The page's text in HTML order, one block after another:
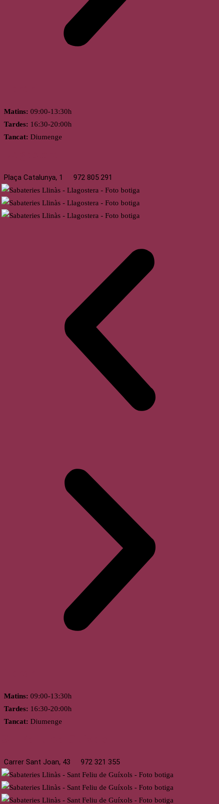
Matins: 09:00-13:30h
Tardes: 16:30-20:00h
Tancat: Diumenge
Plaça Catalunya, 1 972 805 291
Matins: 09:00-13:30h
Tardes: 16:30-20:00h
Tancat: Diumenge
Carrer Sant Joan, 43 972 321 355